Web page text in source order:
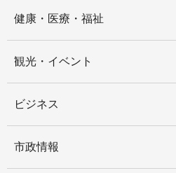
健康・医療・福祉
観光・イベント
ビジネス
市政情報